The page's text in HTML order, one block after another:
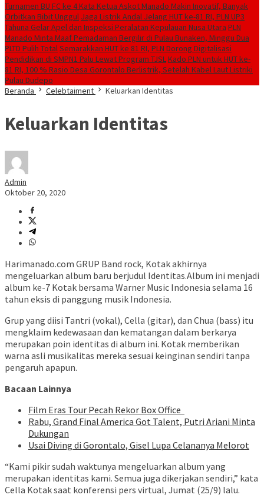
Turnamen BU FC ke 4 Kata Ketua Askot Manado Makin Inovatif, Banyak
Orbitkan Bibit Unggul Jaga Listrik Andal Jelang HUT ke-81 RI, PLN UP3
Tahuna Gelar Apel dan Inspeksi Peralatan Kepulauan Nusa Utara PLN
Manado Minta Maaf Pemadaman Bergilir di Pulau Bunaken, Minggu Dua
PLTD Pulih TotalSemarakkan HUT ke 81 RI, PLN Dorong Digitalisasi
Pendidikan di SMPN1 Palu Lewat Program TJSLKado PLN untuk HUT ke-
81 RI, 100 % Rasio Desa Gorontalo Berlistrik, Setelah Kabel Laut Listriki
Pulau Dudepo
Beranda
Celebtaiment Keluarkan Identitas
Keluarkan Identitas
Admin
Oktober 20, 2020
Harimanado.com GRUP Band rock, Kotak akhirnya
mengeluarkan album baru berjudul Identitas.Album ini menjadi
album ke-7 Kotak bersama Warner Music Indonesia selama 16
tahun eksis di panggung musik Indonesia.
Grup yang diisi Tantri (vokal), Cella (gitar), dan Chua (bass) itu
mengklaim kedewasaan dan kematangan dalam berkarya
merupakan poin identitas di album ini. Kotak memberikan
warna asli musikalitas mereka sesuai keinginan sendiri tanpa
pengaruh apapun.
Bacaan Lainnya
Film Eras Tour Pecah Rekor Box Office
Rabu, Grand Final America Got Talent, Putri Ariani Minta
Dukungan
Usai Diving di Gorontalo, Gisel Lupa Celananya Melorot
“Kami pikir sudah waktunya mengeluarkan album yang
merupakan identitas kami. Semua juga dikerjakan sendiri,” kata
Cella Kotak saat konferensi pers virtual, Jumat (25/9) lalu.